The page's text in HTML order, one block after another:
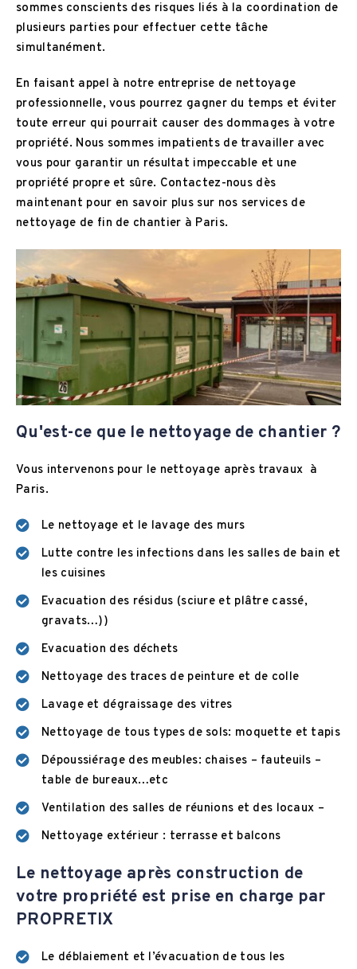
sommes conscients des risques liés à la coordination de
plusieurs parties pour effectuer cette tâche
simultanément.
En faisant appel à notre entreprise de nettoyage
professionnelle, vous pourrez gagner du temps et éviter
toute erreur qui pourrait causer des dommages à votre
propriété. Nous sommes impatients de travailler avec
vous pour garantir un résultat impeccable et une
propriété propre et sûre. Contactez-nous dès
maintenant pour en savoir plus sur nos services de
nettoyage de fin de chantier à Paris.
Qu'est-ce que le nettoyage de chantier ?
Vous intervenons pour le nettoyage après travaux à
Paris.
Le nettoyage et le lavage des murs
Lutte contre les infections dans les salles de bain et
les cuisines
Evacuation des résidus (sciure et plâtre cassé,
gravats…))
Evacuation des déchets
Nettoyage des traces de peinture et de colle
Lavage et dégraissage des vitres
Nettoyage de tous types de sols: moquette et tapis
Dépoussiérage des meubles: chaises – fauteuils –
table de bureaux…etc
Ventilation des salles de réunions et des locaux –
Nettoyage extérieur : terrasse et balcons
Le nettoyage après construction de
votre propriété est prise en charge par
PROPRETIX
Le déblaiement et l’évacuation de tous les